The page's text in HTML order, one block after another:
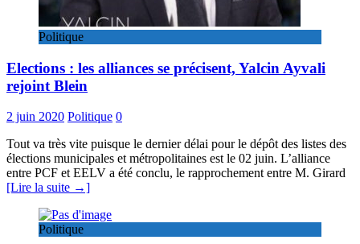
Politique
Elections : les alliances se précisent, Yalcin Ayvali
rejoint Blein
2 juin 2020 Politique 0
Tout va très vite puisque le dernier délai pour le dépôt des listes des
élections municipales et métropolitaines est le 02 juin. L’alliance
entre PCF et EELV a été conclu, le rapprochement entre M. Girard
[Lire la suite →]
Politique